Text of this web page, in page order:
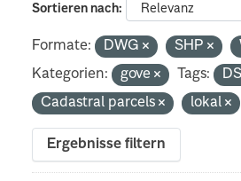
Sortieren nach
Formate: DWG SHP
Kategorien:
gove Tags:
Cadastral parcels
lokal
Ergebnisse filtern